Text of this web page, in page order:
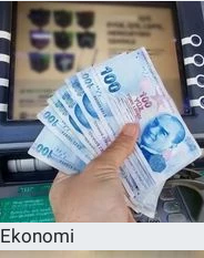
Ekonomi